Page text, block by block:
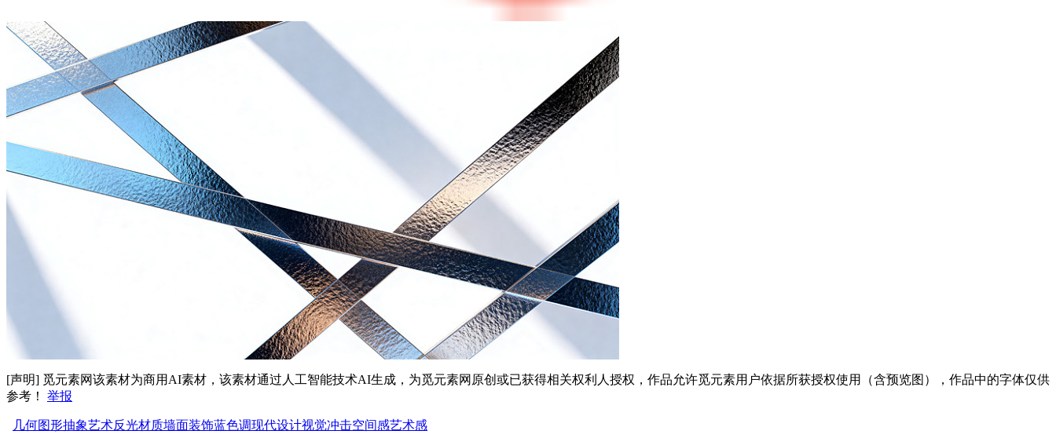
[声明] 觅元素网该素材为商用AI素材，该素材通过人工智能技术AI生成，为觅元素网原创或已获得相关权利人授权，作品允许觅元素用户依据所获授权使用（含预览图），作品中的字体仅供
参考！ 举报
几何图形抽象艺术反光材质墙面装饰蓝色调现代设计视觉冲击空间感艺术感